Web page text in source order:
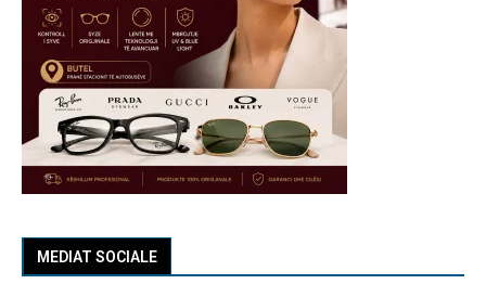
MEDIAT SOCIALE